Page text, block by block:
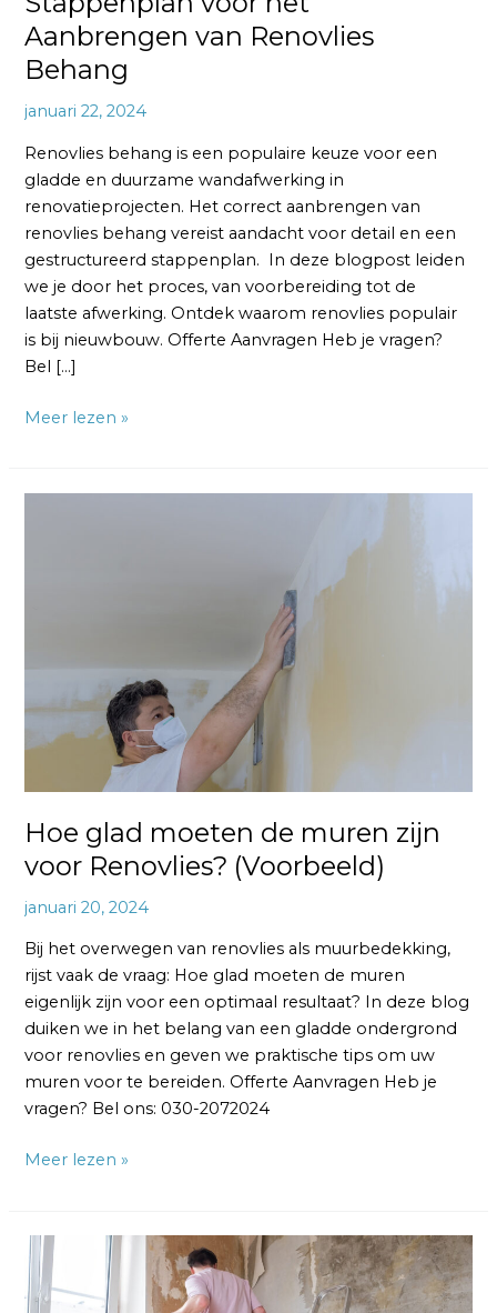
Aanbrengen van Renovlies
Behang
januari 22, 2024
Renovlies behang is een populaire keuze voor een
gladde en duurzame wandafwerking in
renovatieprojecten. Het correct aanbrengen van
renovlies behang vereist aandacht voor detail en een
gestructureerd stappenplan. In deze blogpost leiden
we je door het proces, van voorbereiding tot de
laatste afwerking. Ontdek waarom renovlies populair
is bij nieuwbouw. Offerte Aanvragen Heb je vragen?
Bel […]
Meer lezen »
Hoe glad moeten de muren zijn
voor Renovlies? (Voorbeeld)
januari 20, 2024
Bij het overwegen van renovlies als muurbedekking,
rijst vaak de vraag: Hoe glad moeten de muren
eigenlijk zijn voor een optimaal resultaat? In deze blog
duiken we in het belang van een gladde ondergrond
voor renovlies en geven we praktische tips om uw
muren voor te bereiden. Offerte Aanvragen Heb je
vragen? Bel ons: 030-2072024
voor
Renovlies?
(Voorbeeld)
Meer lezen »
Renovlies
Verwijderen
van